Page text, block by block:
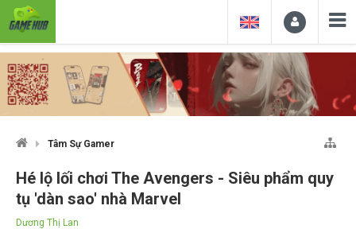
Tâm Sự Gamer
Hé lộ lối chơi The Avengers - Siêu phẩm quy
tụ 'dàn sao' nhà Marvel
Dương Thị Lan